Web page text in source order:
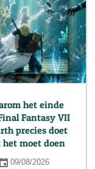
het einde
Fantasy VII
precies doet
moet doen
09/08/2026